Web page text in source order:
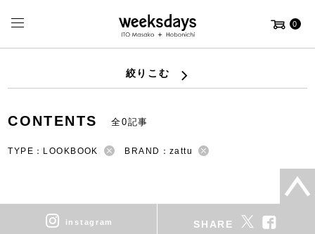
0
絞りこむ
CONTENTS 全0記事
TYPE：LOOKBOOK BRAND：zattu
instagram SHARE